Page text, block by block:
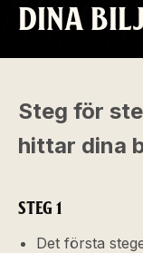
DINA
Steg för
hittar dina
STEG 1
Det första